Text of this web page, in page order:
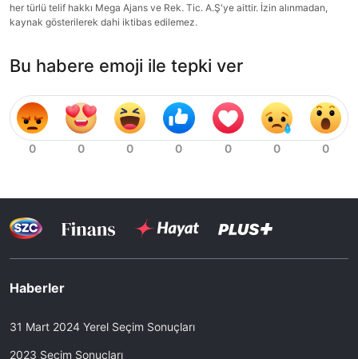
her türlü telif hakkı Mega Ajans ve Rek. Tic. A.Ş'ye aittir. İzin alınmadan,
kaynak gösterilerek dahi iktibas edilemez.
Bu habere emoji ile tepki ver
Haberler
31 Mart 2024 Yerel Seçim Sonuçları
2023 Seçim Sonuçları